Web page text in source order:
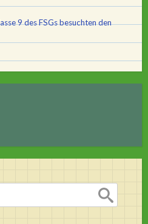
9 des FSGs besuchten den